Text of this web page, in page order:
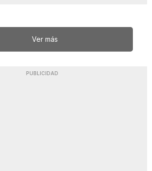
Ver más
PUBLICIDAD